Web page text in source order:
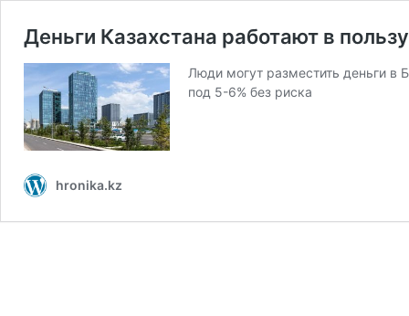
Деньги Казахстана работают в
Люди могут разместить деньги в
под 5-6% без риска
hronika.kz